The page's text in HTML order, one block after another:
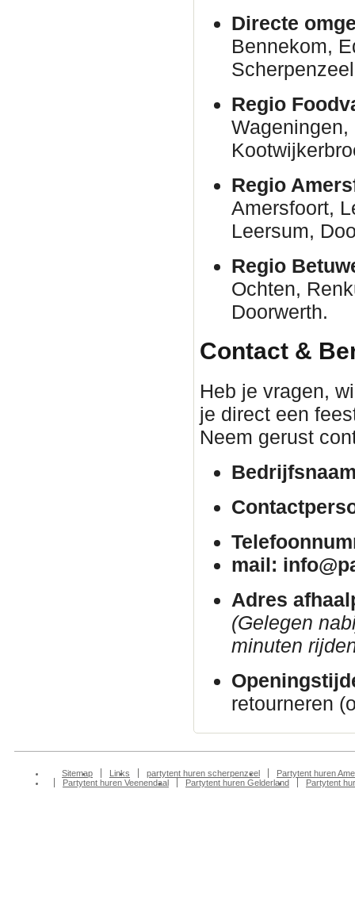
Directe
Bennekom,
Regio
Regio
Amersfoort,
Leersum,
Regio
Ochten,
Doorwerth.
Contact &
Heb je vragen,
je direct een
Neem gerust
mail:
Adres
(Gelegen
minuten
retourneren
Sitemap Links partytent huren scherpenzeel
Partytent huren
Partytent huren Veenendaal
Partytent huren Gelderland Partytent